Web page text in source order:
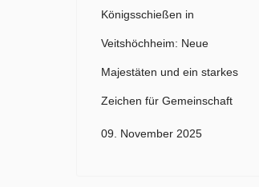
Königsschießen in
Veitshöchheim: Neue
Majestäten und ein starkes
Zeichen für Gemeinschaft
09. November 2025